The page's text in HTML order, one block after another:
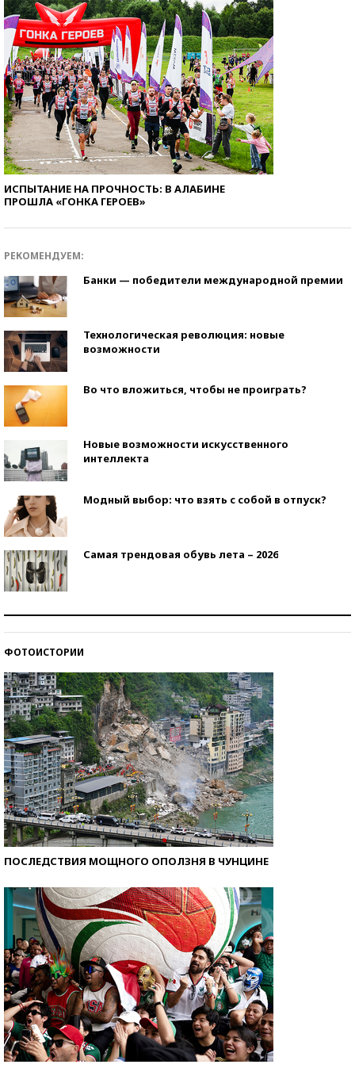
ИСПЫТАНИЕ НА ПРОЧНОСТЬ: В АЛАБИНЕ
ПРОШЛА «ГОНКА ГЕРОЕВ»
РЕКОМЕНДУЕМ:
Банки — победители международной премии
Технологическая революция: новые
возможности
Во что вложиться, чтобы не проиграть?
Новые возможности искусственного
интеллекта
Модный выбор: что взять с собой в отпуск?
Самая трендовая обувь лета – 2026
ФОТОИСТОРИИ
ПОСЛЕДСТВИЯ МОЩНОГО ОПОЛЗНЯ В ЧУНЦИНЕ